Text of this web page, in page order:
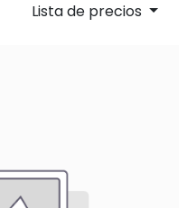
Lista de precios